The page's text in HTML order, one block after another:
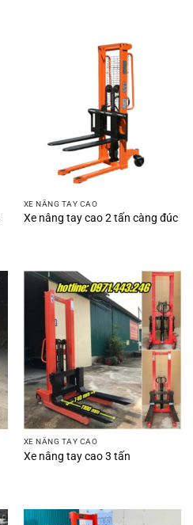
XE NÂNG TAY CAO
Xe nâng tay cao 2 tấn càng đúc
XE NÂNG TAY CAO
Xe nâng tay cao 3 tấn